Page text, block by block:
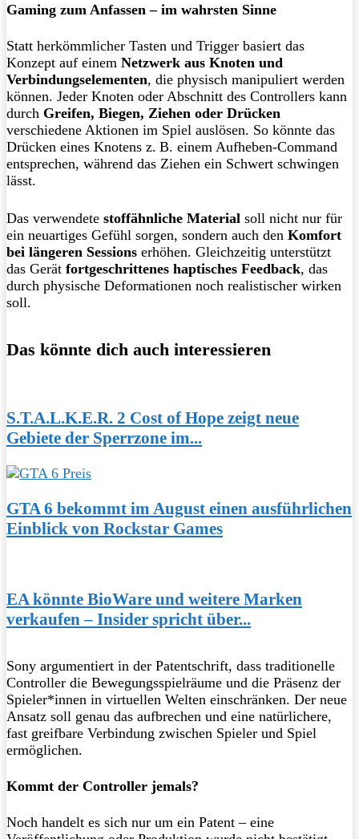
Gaming zum Anfassen – im wahrsten Sinne
Statt herkömmlicher Tasten und Trigger basiert das
Konzept auf einem Netzwerk aus Knoten und
Verbindungselementen, die physisch manipuliert werden
können. Jeder Knoten oder Abschnitt des Controllers kann
durch Greifen, Biegen, Ziehen oder Drücken
verschiedene Aktionen im Spiel auslösen. So könnte das
Drücken eines Knotens z. B. einem Aufheben-Command
entsprechen, während das Ziehen ein Schwert schwingen
lässt.
Das verwendete stoffähnliche Material soll nicht nur für
ein neuartiges Gefühl sorgen, sondern auch den Komfort
bei längeren Sessions erhöhen. Gleichzeitig unterstützt
das Gerät fortgeschrittenes haptisches Feedback, das
durch physische Deformationen noch realistischer wirken
soll.
Das könnte dich auch interessieren
S.T.A.L.K.E.R. 2 Cost of Hope zeigt neue
Gebiete der Sperrzone im...
GTA 6 bekommt im August einen ausführlichen
Einblick von Rockstar Games
EA könnte BioWare und weitere Marken
verkaufen – Insider spricht über...
Sony argumentiert in der Patentschrift, dass traditionelle
Controller die Bewegungsspielräume und die Präsenz der
Spieler*innen in virtuellen Welten einschränken. Der neue
Ansatz soll genau das aufbrechen und eine natürlichere,
fast greifbare Verbindung zwischen Spieler und Spiel
ermöglichen.
Kommt der Controller jemals?
Noch handelt es sich nur um ein Patent – eine